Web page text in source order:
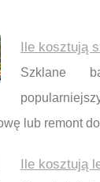
Ile kosztują
Szklane
lub remont
Ile kosztują